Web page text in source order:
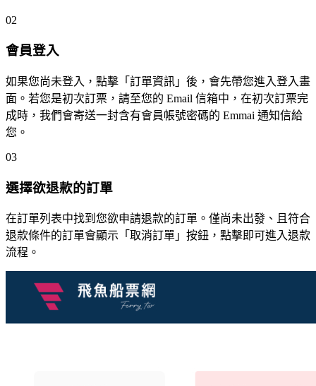
02
會員登入
如果您尚未登入，點擊「訂單資訊」後，會先帶您進入登入畫
面。若您是初次訂票，請至您的 Email 信箱中，在初次訂票完
成時，我們會寄送一封含有會員帳號密碼的 Emmai 通知信給
您。
03
選擇欲退款的訂單
在訂單列表中找到您欲申請退款的訂單。僅尚未出發、且符合
退款條件的訂單會顯示「取消訂單」按鈕，點擊即可進入退款
流程。